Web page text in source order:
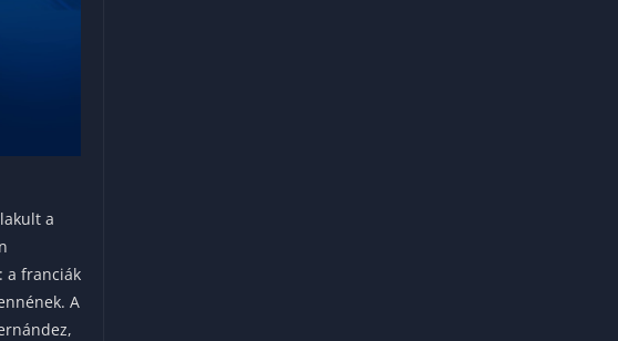
a
a franciák
A